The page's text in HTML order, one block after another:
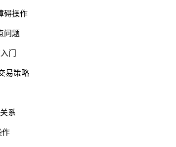
碍操作
问题
门
易策略
系
作